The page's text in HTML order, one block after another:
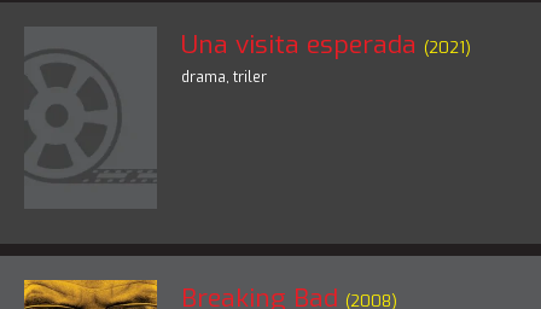
Una visita esperada (2021)
drama, triler
Breaking Bad (2008)